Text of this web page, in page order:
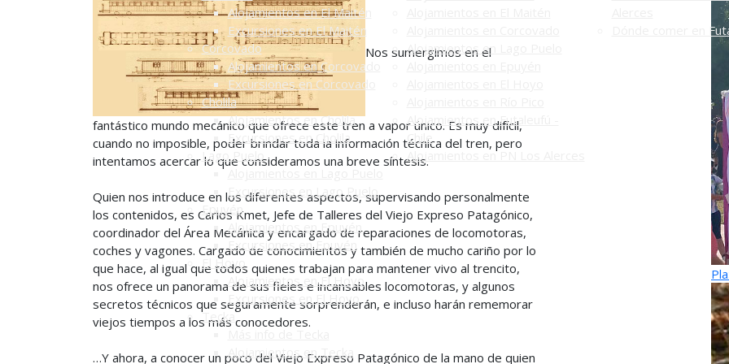
Alojamientos en El Maitén
Excursiones en El Maitén
Corcovado
Alojamientos en Corcovado
Excursiones en Corcovado
Cholila
Alojamientos en Cholila
Excursiones en Cholila
Lago Puelo
Excursiones en Lago Puelo
Epuyén
Alojamientos en Epuyén
Excursiones en Epuyén
El Hoyo
Alojamientos en El Hoyo
Excursiones en El Hoyo
Tecka
Alojamientos en Tecka
Alojamientos en Lago Puelo
Alojamientos en Futaleufú -
Chile
Alojamientos en PN Los Alerces
Dónde comer en
Nos sumergimos en el
fantástico mundo mecánico que ofrece este tren a vapor único. Es muy difícil,
cuando no imposible, poder brindar toda la información técnica del tren, pero
intentamos acercar lo que consideramos una breve síntesis.
Quien nos introduce en los diferentes aspectos, supervisando personalmente
los contenidos, es Carlos Kmet, Jefe de Talleres del Viejo Expreso Patagónico,
coordinador del Área Mecánica y encargado de reparaciones de locomotoras,
coches y vagones. Cargado de conocimientos y también de mucho cariño por lo
que hace, al igual que todos quienes trabajan para mantener vivo al trencito,
nos ofrece un panorama de sus fieles e incansables locomotoras, y algunos
secretos técnicos que seguramente sorprenderán, e incluso harán rememorar
viejos tiempos a los más conocedores.
…Y ahora, a conocer un poco del Viejo Expreso Patagónico de la mano de quien